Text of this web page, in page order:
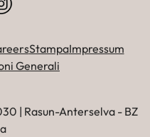
StampaImpressum
Generali
| Rasun-Anterselva - BZ